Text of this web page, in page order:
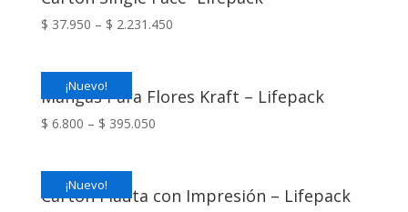
$ 37.950 – $ 2.231.450
¡Nuevo!
Mangas Para Flores Kraft – Lifepack
$ 6.800 – $ 395.050
¡Nuevo!
Cartón Flauta con Impresión – Lifepack